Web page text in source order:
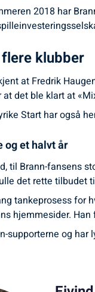
2018 har
klubber
at Fredrik
at det ble klart at
Start har også
og et halvt år
til Brann-fansens
det rette tilbudet
tankeprosess for
hjemmesider. Han
supporterne og